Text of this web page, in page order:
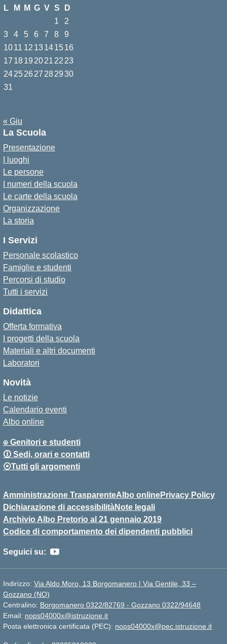
L M M G V S
D
1
2
3
4 5 6 7 8
9
1011 12 13141516
17 1819 2021 22 23
24252627 282930
31
« Giu
La Scuola
Presentazione
I luoghi
Le persone
I numeri della scuola
Le carte della scuola
Organizzazione
La storia
I Servizi
Personale scolastico
Famiglie e studenti
Percorsi di studio
Tutti i servizi
Didattica
Offerta formativa
I progetti della scuola
Materiali e altri documenti
Laboratori
Novità
Le notizie
Calendario eventi
Albo online
⍟ Genitori e studenti
🛈 Sedi, orari e contatti
⦿Tutti gli argomenti
Amministrazione TrasparenteAlbo onlinePrivacy Policy
Dichiarazione di accessibilitàNote legali
Archivio Albo Pretorio al 21 gennaio 2019
Codice di comportamento dei dipendenti pubblici
Seguici su:
Indirizzo: Via Aldo Moro, 13 Borgomanero | Via Gentile, 33 –
Gozzano (NO)
Centralino: Borgomanero 0322/82769 - Gozzano 0322/94648
Email: nops04000x@istruzione.it
Posta elettronica certificata (PEC): nops04000x@pec.istruzione.it